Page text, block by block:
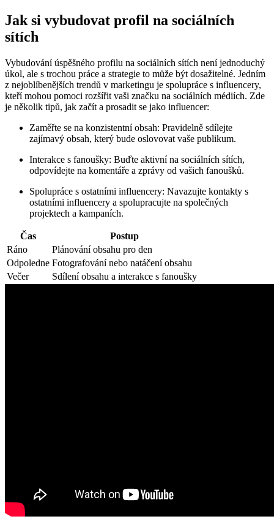
Jak si vybudovat profil na sociálních
sítích
Vybudování úspěšného profilu na sociálních sítích není jednoduchý
úkol, ale s trochou práce a strategie to může být dosažitelné. Jedním
z nejoblíbenějších trendů v marketingu je spolupráce s influencery,
kteří mohou pomoci rozšířit vaši značku na sociálních médiích. Zde
je několik tipů, jak začít a prosadit se jako influencer:
Zaměřte se na konzistentní obsah: Pravidelně sdílejte
zajímavý obsah, který bude oslovovat vaše publikum.
Interakce s fanoušky: Buďte aktivní na sociálních sítích,
odpovídejte na komentáře a zprávy od vašich fanoušků.
Spolupráce s ostatními influencery: Navazujte kontakty s
ostatními influencery a spolupracujte na společných
projektech a kampaních.
Čas
Postup
Ráno
Plánování obsahu pro den
Odpoledne Fotografování nebo natáčení obsahu
Večer
Sdílení obsahu a interakce s fanoušky